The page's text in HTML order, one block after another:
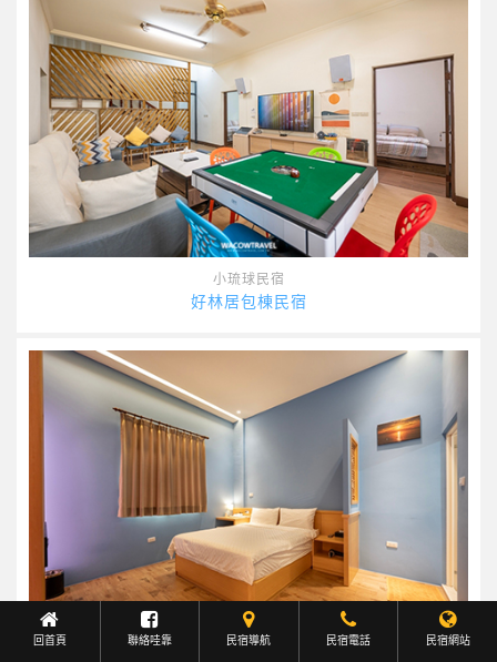
小琉球民宿
好林居包棟民宿
回首頁 聯絡哇靠 民宿導航 民宿電話 民宿網站
Facebook聯繫